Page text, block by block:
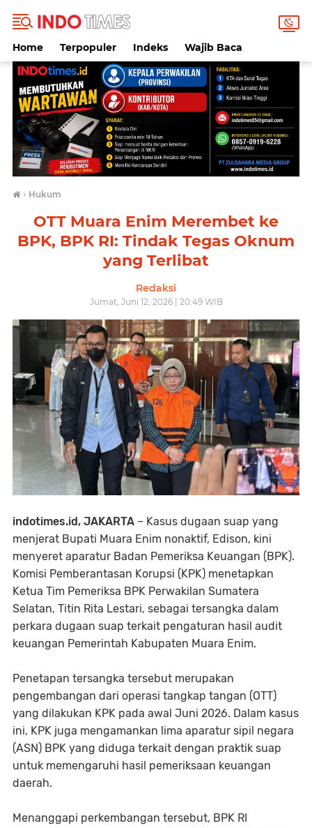
Home Terpopuler Indeks Wajib Baca
› Hukum
OTT Muara Enim Merembet ke
BPK, BPK RI: Tindak Tegas Oknum
yang Terlibat
Redaksi
Jumat, Juni 12, 2026 | 20:49 WIB
indotimes.id, JAKARTA – Kasus dugaan suap yang
menjerat Bupati Muara Enim nonaktif, Edison, kini
menyeret aparatur Badan Pemeriksa Keuangan (BPK).
Komisi Pemberantasan Korupsi (KPK) menetapkan
Ketua Tim Pemeriksa BPK Perwakilan Sumatera
Selatan, Titin Rita Lestari, sebagai tersangka dalam
perkara dugaan suap terkait pengaturan hasil audit
keuangan Pemerintah Kabupaten Muara Enim.
Penetapan tersangka tersebut merupakan
pengembangan dari operasi tangkap tangan (OTT)
yang dilakukan KPK pada awal Juni 2026. Dalam kasus
ini, KPK juga mengamankan lima aparatur sipil negara
(ASN) BPK yang diduga terkait dengan praktik suap
untuk memengaruhi hasil pemeriksaan keuangan
daerah.
Menanggapi perkembangan tersebut, BPK RI